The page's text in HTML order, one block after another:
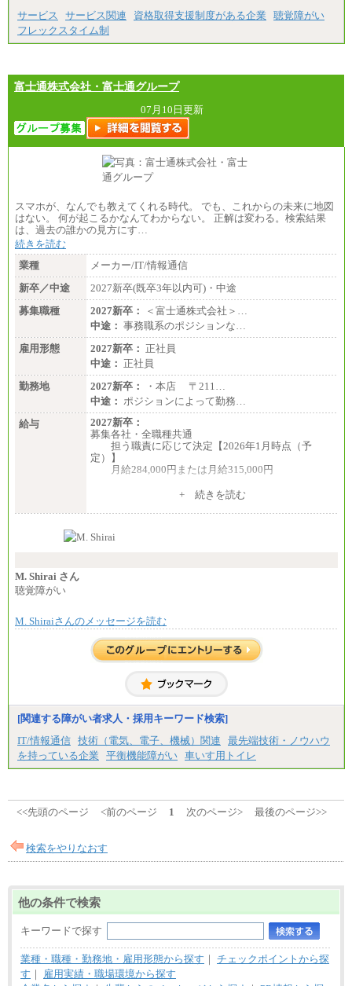
間に応じて、時間外手当等を支給。
エリアサポート職 月給188,000円
■（株）JTBグローバルマーケティング＆トラベル
訪日事業職 月給202,000～227,000円＋地域間調整
給
※詳細はJTBキャリアサイトよりご確認ください。
■(株)JTBビジネストランスフォーム
総合職 月給205,000～225,000円＋地域間調整給
エリア総合職 月給185,000円＋地域間調整給
■(株)JTBデータサービス ※2027年新卒募集終了
総合職 月給186,000～194,000円＋地域手当
※詳細はJTBキャリアサイトよりご確認ください。
■I&Jデジタルイノベーション(株)
総合職 月給224,500～242,600円＋地域手当
※詳細はJTBキャリアサイトよりご確認ください。
＜有期社員コース＞
■(株)JTBビジネストランスフォーム
有期契約職 月給185,000～195,000円
※詳細はJTBキャリアサイトよりご確認ください。
■(株)JTBパブリッシング ※2027年新卒募集終了
総合職 月給241,000円
中途：
①月給227,000円以上
②月給212,000円以上
③月給172,500円以上
④月給23万円～37万円
⑤月給20万円～25万円
⑥月給33万円～48万円
⑦月給271,000円以上
⑧～⑮月給200,000円〜月給400,000円
⑯月給185,000円以上
⑰月給237,000円以上
⑲東京：月給202,000 円以上 、京都：月給193,000 円
異なります
※試用期間中も給与に変更はございません。
サービス
サービス関連 資格取得支援制度がある企業
聴覚障がい
フレックスタイム制
富士通株式会社・富士通グループ
07月10日更新
スマホが、なんでも教えてくれる時代。 でも、これからの未来に地図
はない。 何が起こるかなんてわからない。 正解は変わる。検索結果
は、過去の誰かの見方にす…
続きを読む
業種
メーカー/IT/情報通信
新卒／中途
2027新卒(既卒3年以内可)・中途
募集職種
2027新卒：
＜富士通株式会社＞…
中途： 事務職系のポジションな…
雇用形態
2027新卒： 正社員
中途： 正社員
勤務地
2027新卒：
・本店 〒211…
中途： ポジションによって勤務…
給与
2027新卒：
募集各社・全職種共通
担う職責に応じて決定【2026年1月時点（予
定）】
月給284,000円または月給315,000円
※入社後早期から、自律的な業務遂行が求めら
す。
い職責を担う方については、さらに高い金額を個別
※上記に加え、所定労働時間外に勤務をした場
※試用期間中も給与に変更はございません。
＜募集各社・全職種共通＞
月給21万円以上～
※試用期間中の給与に変更はありません。
ます。
+ 続きを読む
M. Shirai さん
聴覚障がい
M. Shiraiさんのメッセージを読む
[関連する障がい者求人・採用キーワード検索]
IT/情報通信 技術（電気、電子、機械）関連
最先端技術・ノウハウ
を持っている企業
平衡機能障がい 車いす用トイレ
<<先頭のページ <前のページ 1 次のページ> 最後のページ>>
検索をやりなおす
他の条件で検索
キーワードで探す
業種・職種・勤務地・雇用形態から探す ｜ チェックポイントから探
す ｜
雇用実績・職場環境から探す